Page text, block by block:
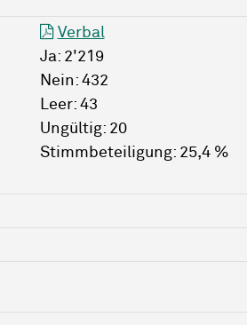
Verbal
Ja: 2'219
Nein: 432
Leer: 43
Ungültig: 20
Stimmbeteiligung: 25,4 %